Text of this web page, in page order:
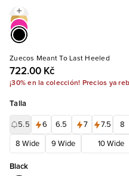
Zuecos Meant To Last Heeled
722.00 Kč
¡30% en la colección! Precios ya
Talla
5.5 6 6.5 7 7.5 8
8 Wide 9 Wide 10 Wide
Black